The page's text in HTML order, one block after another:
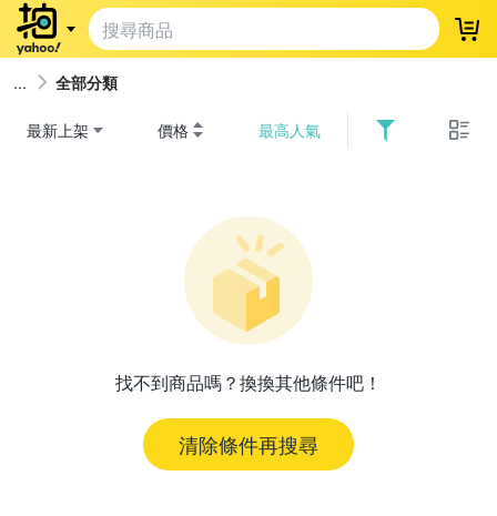
登
全部分類
最新上架 價格 最高人氣
找不到商品嗎？換換其他條件吧！
清除條件再搜尋